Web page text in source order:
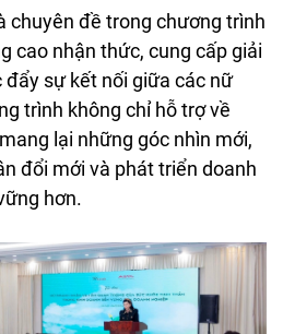
chuyên đề trong chương trình
cao nhận thức, cung cấp giải
sự kết nối giữa các nữ
trình không chỉ hỗ trợ về
lại những góc nhìn mới,
đổi mới và phát triển doanh
hơn.